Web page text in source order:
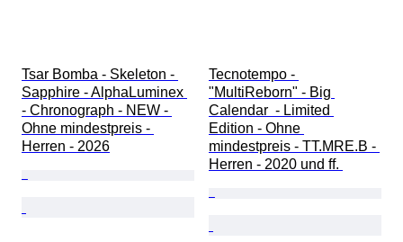
Tsar Bomba - Skeleton -
Sapphire - AlphaLuminex
- Chronograph - NEW -
Ohne mindestpreis -
Herren - 2026
Tecnotempo -
"MultiReborn" - Big
Calendar  - Limited
Edition - Ohne
mindestpreis - TT.MRE.B -
Herren - 2020 und ff.